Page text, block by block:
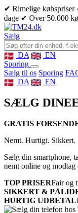
✔ Rimelige købspriser
dage ✔ Over 50.000
Sælg
DA
EN
Sporing
Sælg til os Sporing
DA
EN
SÆLG DINE
GRATIS
Nemt. Hurtigt. Sikkert.
Sælg din smartphone,
nemt online og modtag
TOP PRISERFair og
SIKKERT &
HURTIG